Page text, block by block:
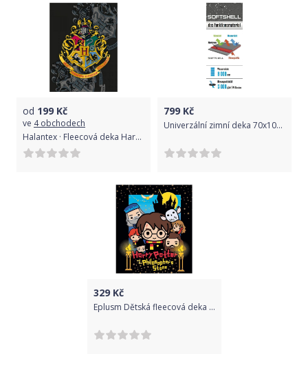
od 199 Kč
ve 4 obchodech
Halantex · Fleecová deka Harry Potter s erbem školy čar a kouzel v Bradavicích - Polar fleece - 130 x 170 cm
799 Kč
Univerzální zimní deka 70x100 cm ByBoom Softshell Thermo Aktiv Černá/Fuchsie 2020
329Kč
Eplusm Dětská fleecová deka "Harry Potter a Kámen mudrců" - 120 x 150 cm černá